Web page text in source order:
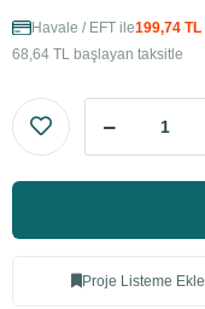
Havale / EFT ile199,74 TL
68,64 TL başlayan taksitle
Proje Listeme Ekle